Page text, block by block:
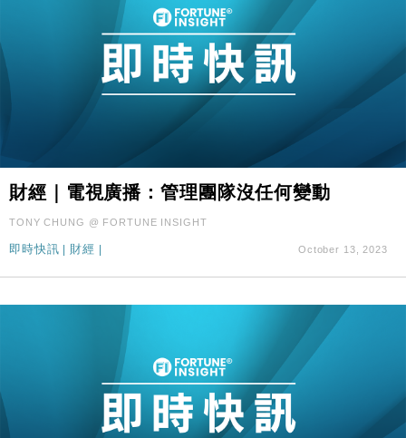
財經｜電視廣播：管理團隊沒任何變動
TONY CHUNG @ FORTUNE INSIGHT
即時快訊 | 財經 | October 13, 2023